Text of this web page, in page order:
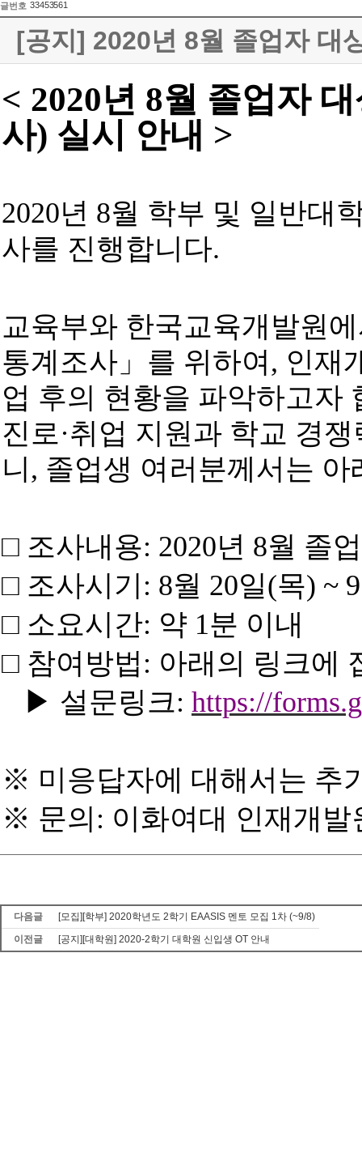
글번호 33453561
[공지] 2020년 8월 졸업자 대
< 2020년 8월 졸업자
사) 실시 안내 >
2020년 8월 학부 및 일반대
사를 진행합니다.
교육부와 한국교육개발원
통계조사 」 를 위하여, 인재
업 후의 현황을 파악하고자
진로·취업 지원과 학교 경
니 , 졸업생 여러분께서는
□ 조사내용: 2020년 8월 졸
□ 조사시기 : 8월 20일(목) ~
□ 소요시간: 약 1분 이내
□ 참여방법 : 아래의 링크에
▶ 설문링크: https://
※ 미응답자에 대해서는 추
※ 문의 : 이화여대 인재개발
다음글
[모집][학부] 2020학년도 2학기 EAASIS 멘토 모집 1차 (~9/8)
이전글
[공지][대학원] 2020-2학기 대학원 신입생 OT 안내